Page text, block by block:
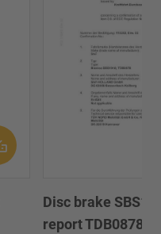
Disc brake
report TDB0878 /